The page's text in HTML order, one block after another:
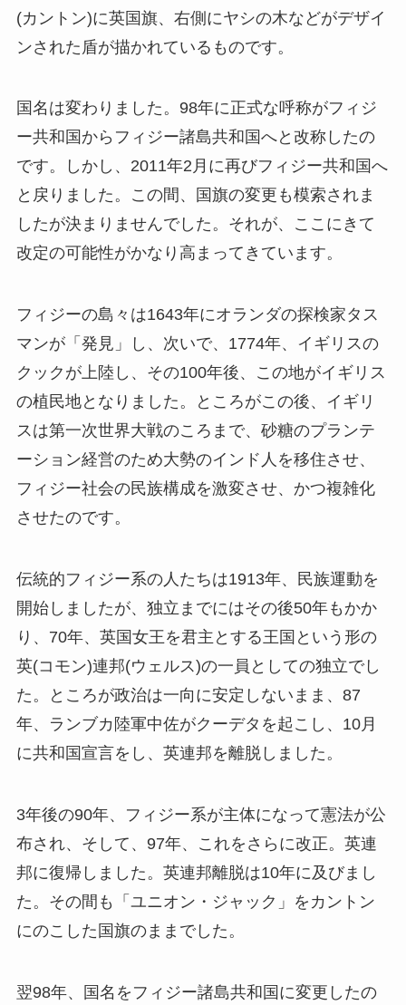
(カントン)に英国旗、右側にヤシの木などがデザイ
ンされた盾が描かれているものです。
国名は変わりました。98年に正式な呼称がフィジ
ー共和国からフィジー諸島共和国へと改称したの
です。しかし、2011年2月に再びフィジー共和国へ
と戻りました。この間、国旗の変更も模索されま
したが決まりませんでした。それが、ここにきて
改定の可能性がかなり高まってきています。
フィジーの島々は1643年にオランダの探検家タス
マンが「発見」し、次いで、1774年、イギリスの
クックが上陸し、その100年後、この地がイギリス
の植民地となりました。ところがこの後、イギリ
スは第一次世界大戦のころまで、砂糖のプランテ
ーション経営のため大勢のインド人を移住させ、
フィジー社会の民族構成を激変させ、かつ複雑化
させたのです。
伝統的フィジー系の人たちは1913年、民族運動を
開始しましたが、独立までにはその後50年もかか
り、70年、英国女王を君主とする王国という形の
英(コモン)連邦(ウェルス)の一員としての独立でし
た。ところが政治は一向に安定しないまま、87
年、ランブカ陸軍中佐がクーデタを起こし、10月
に共和国宣言をし、英連邦を離脱しました。
3年後の90年、フィジー系が主体になって憲法が公
布され、そして、97年、これをさらに改正。英連
邦に復帰しました。英連邦離脱は10年に及びまし
た。その間も「ユニオン・ジャック」をカントン
にのこした国旗のままでした。
翌98年、国名をフィジー諸島共和国に変更したの